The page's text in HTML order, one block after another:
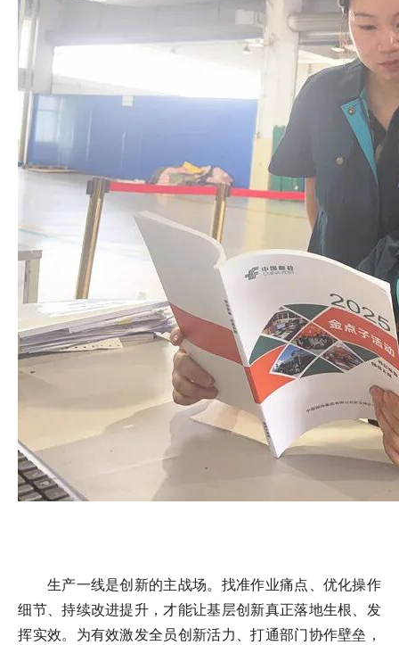
生产一线是创新的主战场。找准作业痛点、优化操作
细节、持续改进提升，才能让基层创新真正落地生根、发
挥实效。为有效激发全员创新活力、打通部门协作壁垒，